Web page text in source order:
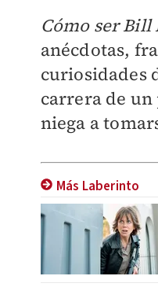
Cómo ser
anécdotas,
curiosidades
carrera de un
niega a
Más Laberinto